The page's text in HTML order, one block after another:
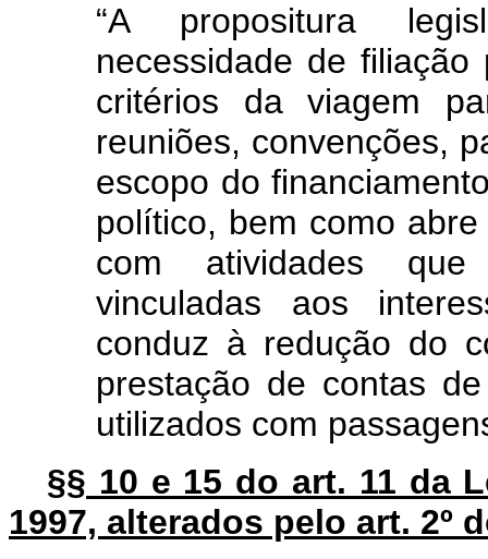
“A propositura
necessidade de
critérios da viagem
reuniões, convenções,
escopo do
político, bem como
com atividades que
vinculadas aos
conduz à redução do
prestação de contas
utilizados com
§§ 10 e 15 do art. 11 da
1997, alterados pelo art. 2º